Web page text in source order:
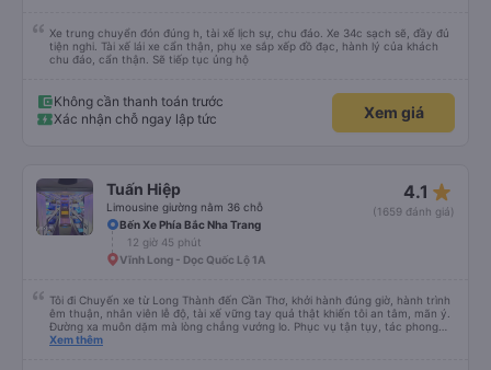
Xe trung chuyển đón đúng h, tài xế lịch sự, chu đáo. Xe 34c sạch sẽ, đầy đủ
tiện nghi. Tài xế lái xe cẩn thận, phụ xe sắp xếp đồ đạc, hành lý của khách
chu đáo, cẩn thận. Sẽ tiếp tục ủng hộ
Không cần thanh toán trước
Xác nhận chỗ ngay lập tức
Xem giá
Tuấn Hiệp
Limousine giường nằm 36 chỗ
4.1 star_rate
(1659 đánh giá)
Bến Xe Phía Bắc Nha Trang
12 giờ 45 phút
Vĩnh Long - Dọc Quốc Lộ 1A
Tôi đi Chuyến xe từ Long Thành đến Cần Thơ, khởi hành đúng giờ, hành trình
êm thuận, nhân viên lễ độ, tài xế vững tay quả thật khiến tôi an tâm, mãn ý.
Đường xa muôn dặm mà lòng chẳng vướng lo. Phục vụ tận tụy, tác phong
nghiêm cẩn, hiếm thấy giữa thời buổi kim tiền vội vã. Xã hội loạn đạo. Xin gửi
Xem thêm